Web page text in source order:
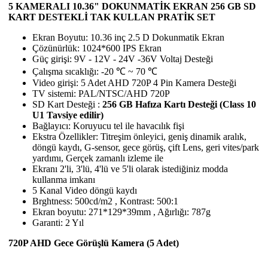
5 KAMERALI 10.36" DOKUNMATİK EKRAN 256 GB SD
KART DESTEKLİ TAK KULLAN PRATİK SET
Ekran Boyutu: 10.36 inç 2.5 D Dokunmatik Ekran
Çözünürlük: 1024*600 IPS Ekran
Güç girişi: 9V - 12V - 24V -36V Voltaj Desteği
Çalışma sıcaklığı: -20 ℃ ~ 70 ℃
Video girişi: 5 Adet AHD 720P 4 Pin Kamera Desteği
TV sistemi: PAL/NTSC/AHD 720P
SD Kart Desteği : 256 GB Hafıza Kartı Desteği (Class 10
U1 Tavsiye edilir)
Bağlayıcı: Koruyucu tel ile havacılık fişi
Ekstra Özellikler: Titreşim önleyici, geniş dinamik aralık,
döngü kaydı, G-sensor, gece görüş, çift Lens, geri vites/park
yardımı, Gerçek zamanlı izleme ile
Ekranı 2'li, 3'lü, 4'lü ve 5'li olarak istediğiniz modda
kullanma imkanı
5 Kanal Video döngü kaydı
Brghtness: 500cd/m2 , Kontrast: 500:1
Ekran boyutu: 271*129*39mm , Ağırlığı: 787g
Garanti: 2 Yıl
720P AHD Gece Görüşlü Kamera (5 Adet)